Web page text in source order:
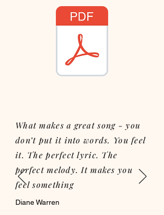
What makes a great song - you
don’t put it into words. You feel
it. The perfect lyric. The
perfect melody. It makes you
feel something
Diane Warren